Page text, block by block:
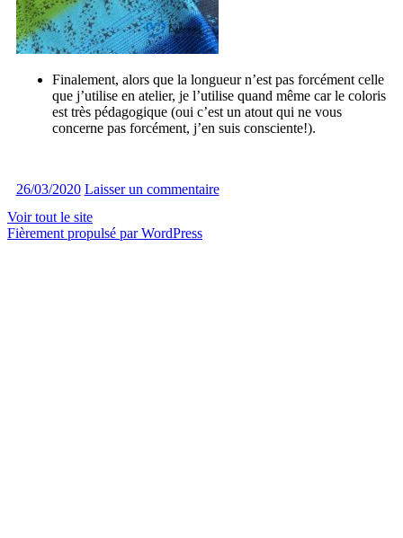
Finalement, alors que la longueur n’est pas forcément celle
que j’utilise en atelier, je l’utilise quand même car le coloris
est très pédagogique (oui c’est un atout qui ne vous
concerne pas forcément, j’en suis consciente!).
26/03/2020 Laisser un commentaire
Voir tout le site
Fièrement propulsé par WordPress